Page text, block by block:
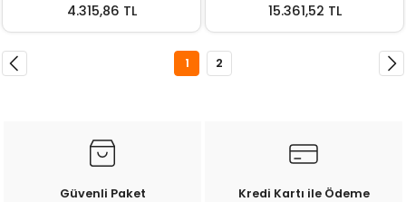
4.315,86 TL 15.361,52 TL
1 2
Güvenli Paket Kredi Kartı ile Ödeme